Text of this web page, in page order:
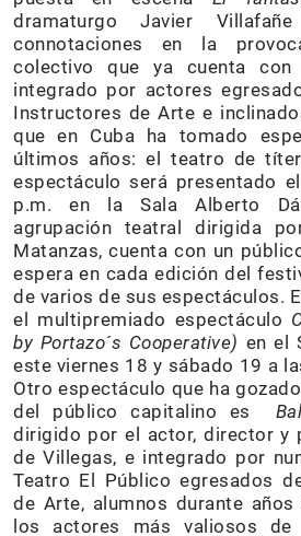
dramaturgo Javier
connotaciones en la
colectivo que ya cuenta con
integrado por actores
Instructores de Arte e
que en Cuba ha tomado
últimos años: el teatro de
espectáculo será presentado
p.m. en la Sala Alberto
agrupación teatral dirigida
Matanzas, cuenta con un
espera en cada edición del
de varios de sus espectáculos.
el multipremiado espectáculo
by Portazo´s Cooperative) en el
este viernes 18 y sábado 19 a
Otro espectáculo que ha
del público capitalino es
dirigido por el actor, director y
de Villegas, e integrado por
Teatro El Público egresados
de Arte, alumnos durante
los actores más valiosos de